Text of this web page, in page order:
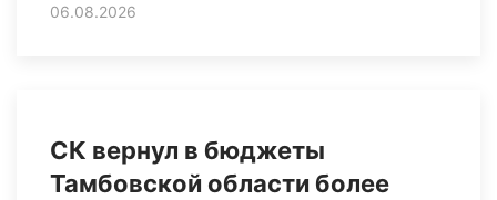
06.08.2026
СК вернул в бюджеты
Тамбовской области более